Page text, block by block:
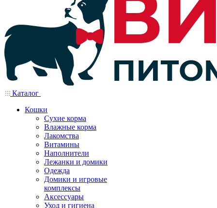
Каталог
Кошки
Сухие корма
Влажные корма
Лакомства
Витамины
Наполнители
Лежанки и домики
Одежда
Домики и игровые
комплексы
Аксессуары
Уход и гигиена